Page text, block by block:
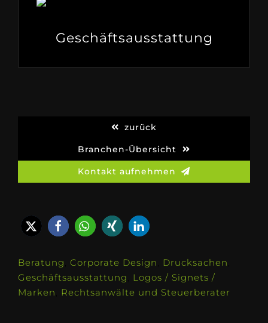
Geschäftsausstattung
zurück
Branchen-Übersicht
Kontakt aufnehmen
Beratung Corporate Design Drucksachen
Geschäftsausstattung
Logos / Signets /
Marken
Rechtsanwälte und Steuerberater